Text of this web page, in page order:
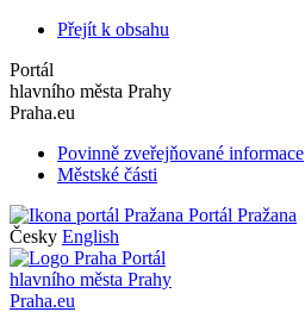
Přejít k obsahu
Portál
hlavního města Prahy
Praha.eu
Povinně zveřejňované informace
Městské části
Portál Pražana
Česky English
Portál
hlavního města Prahy
Praha.eu